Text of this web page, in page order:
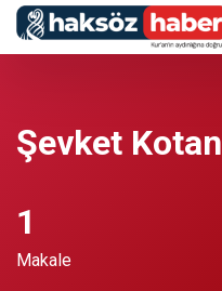
Şevket Kotan
1
Makale